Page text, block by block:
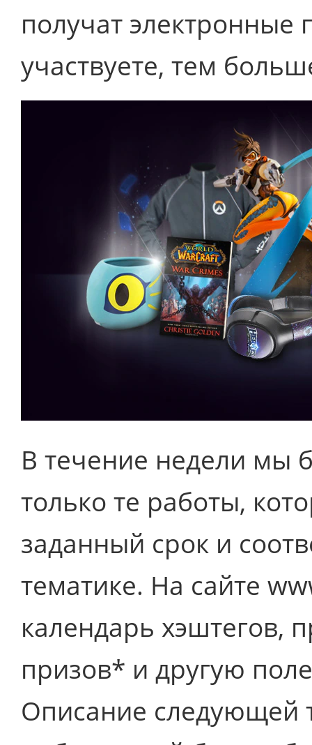
получат
участвуете, тем
В течение недели мы
только те работы,
заданный срок и
тематике. На сайте
календарь хэштегов,
призов* и другую
Описание следующей